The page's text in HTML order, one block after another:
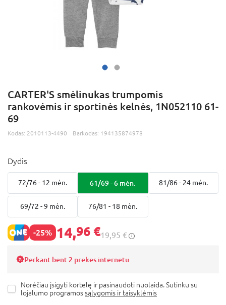
CARTER'S smėlinukas trumpomis
rankovėmis ir sportinės kelnės, 1N052110 61-
69
Kodas: 2010113-4490 Barkodas: 194135874978
Dydis
72/76 - 12 mėn. 61/69 - 6 mėn. 81/86 - 24 mėn.
69/72 - 9 mėn. 76/81 - 18 mėn.
-25% 14,96 €19,95 €
Perkant bent 2 prekes internetu
Norėčiau įsigyti kortelę ir pasinaudoti nuolaida. Sutinku su
lojalumo programossąlygomis ir taisyklėmis